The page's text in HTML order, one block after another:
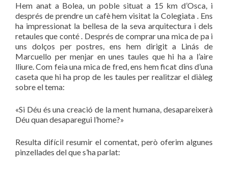
Hem anat a Bolea, un poble situat a 15 km d’Osca, i
després de prendre un cafè hem visitat la Colegiata . Ens
ha impressionat la bellesa de la seva arquitectura i dels
retaules que conté . Després de comprar una mica de pa i
uns dolços per postres, ens hem dirigit a Linás de
Marcuello per menjar en unes taules que hi ha a l’aire
lliure. Com feia una mica de fred, ens hem ficat dins d’una
caseta que hi ha prop de les taules per realitzar el diàleg
sobre el tema:
«Si Déu és una creació de la ment humana, desapareixerà
Déu quan desaparegui l’home?»
Resulta difícil resumir el comentat, però oferim algunes
pinzellades del que s’ha parlat: